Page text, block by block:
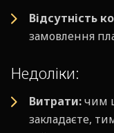
Відсутність
замовлення
Недоліки:
Витрати:чим
закладаєте,